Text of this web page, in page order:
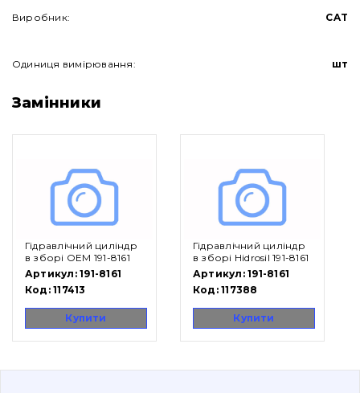
Про нас
Вакансії
Каталог
Фільтри та мастильні матеріали
Ходова частина
Виробник: CAT
Одиниця вимірювання: шт
Замінники
Гідравлічний циліндр
в зборі OEM 191-8161
Артикул:191-8161
Код:117413
Купити
Гідравлічний циліндр
в зборі Hidrosil 191-8161
Артикул:191-8161
Код:117388
Купити